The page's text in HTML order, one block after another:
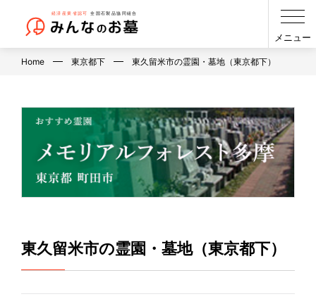
メニュー
Home 東京都下 東久留米市の霊園・墓地（東京都下）
東久留米市の霊園・墓地（東京都下）